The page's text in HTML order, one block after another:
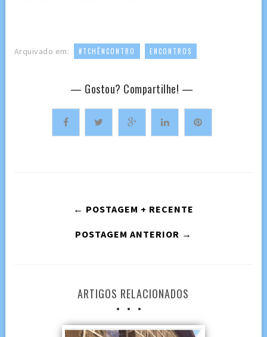
Arquivado em: #TCHÊNCONTRO ENCONTROS
— Gostou? Compartilhe! —
← POSTAGEM + RECENTE
POSTAGEM ANTERIOR →
ARTIGOS RELACIONADOS